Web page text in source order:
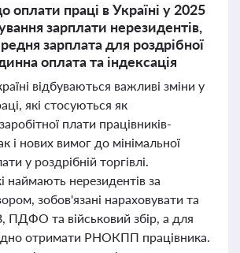
оплати праці в Україні у 2025
зарплати нерезидентів,
зарплата для роздрібної
оплата та індексація
відбуваються важливі зміни у
які стосуються як
плати працівників-
і нових вимог до мінімальної
у роздрібній торгівлі.
наймають нерезидентів за
зобов'язані нараховувати та
ПДФО та військовий збір, а для
отримати РНОКПП працівника.